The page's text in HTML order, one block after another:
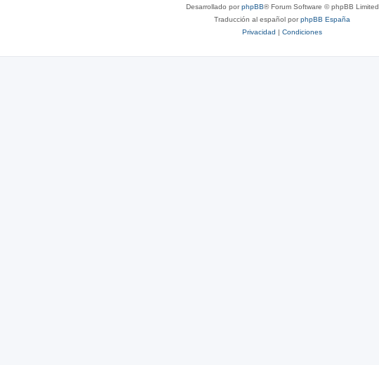
Desarrollado porphpBB® Forum Software © phpBB Limited
Traducción al español porphpBB España
Privacidad | Condiciones